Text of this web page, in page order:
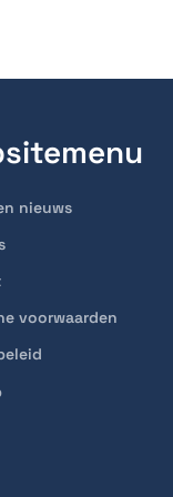
nieuws
voorwaarden